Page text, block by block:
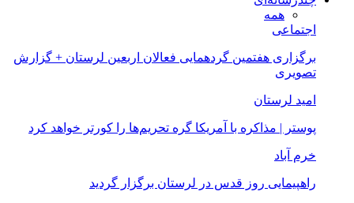
همه
اجتماعی
برگزاری هفتمین گردهمایی فعالان اربعین لرستان + گزارش
تصویری
امید لرستان
پوستر | مذاکره با آمریکا گره تحریم‌ها را کورتر خواهد کرد
خرم آباد
راهپیمایی روز قدس در لرستان برگزار گردید